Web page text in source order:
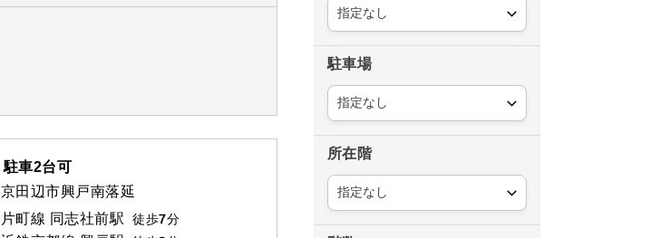
駐車2台可
京田辺市興戸南落延
片町線 同志社前駅 徒歩7分
駐車場
所在階